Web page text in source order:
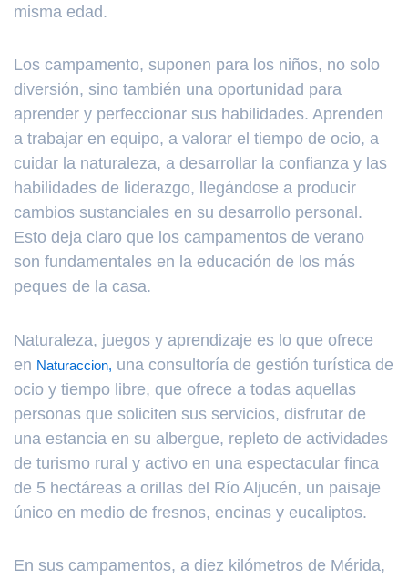
misma edad.
Los campamento, suponen para los niños, no solo
diversión, sino también una oportunidad para
aprender y perfeccionar sus habilidades. Aprenden
a trabajar en equipo, a valorar el tiempo de ocio, a
cuidar la naturaleza, a desarrollar la confianza y las
habilidades de liderazgo, llegándose a producir
cambios sustanciales en su desarrollo personal.
Esto deja claro que los campamentos de verano
son fundamentales en la educación de los más
peques de la casa.
Naturaleza, juegos y aprendizaje es lo que ofrece
en Naturaccion, una consultoría de gestión turística de
ocio y tiempo libre, que ofrece a todas aquellas
personas que soliciten sus servicios, disfrutar de
una estancia en su albergue, repleto de actividades
de turismo rural y activo en una espectacular finca
de 5 hectáreas a orillas del Río Aljucén, un paisaje
único en medio de fresnos, encinas y eucaliptos.
En sus campamentos, a diez kilómetros de Mérida,